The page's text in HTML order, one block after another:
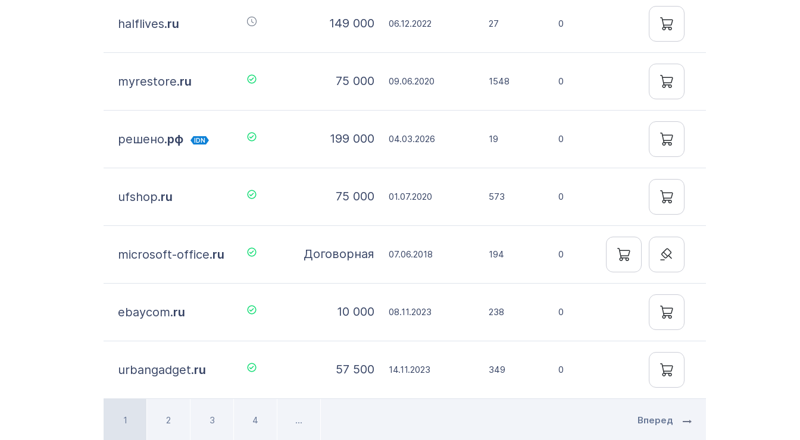
halflives.ru 149 000 06.12.2022 27 0
myrestore.ru 75 000 09.06.2020 1548 0
решено.рф IDN 199 000 04.03.2026 19 0
ufshop.ru 75 000 01.07.2020 573 0
microsoft-office.ru Договорная 07.06.2018 194 0
ebaycom.ru 10 000 08.11.2023 238 0
urbangadget.ru 57 500 14.11.2023 349 0
1 2 3 4 ... Вперед